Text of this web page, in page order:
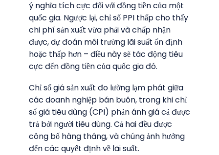
ý nghĩa tích cực đối với đồng tiền của một
quốc gia. Ngược lại, chỉ số PPI thấp cho thấy
chi phí sản xuất vừa phải và chấp nhận
được, dự đoán môi trường lãi suất ổn định
hoặc thấp hơn – điều này sẽ tác động tiêu
cực đến đồng tiền của quốc gia đó.
Chỉ số giá sản xuất đo lường lạm phát giữa
các doanh nghiệp bán buôn, trong khi chỉ
số giá tiêu dùng (CPI) phản ánh giá cả được
trả bởi người tiêu dùng. Cả hai đều được
công bố hàng tháng, và chúng ảnh hưởng
đến các quyết định về lãi suất.